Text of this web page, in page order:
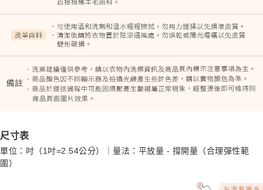
尺寸表
單位：吋（1吋=2.54公分）｜量法：平放量 - 撐開量（合理彈性範
圍）